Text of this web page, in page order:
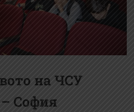
на ЧСУ
София